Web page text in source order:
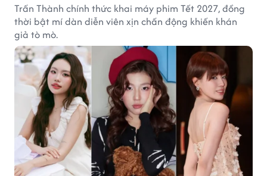
Trấn Thành chính thức khai máy phim Tết 2027, đồng
thời bật mí dàn diễn viên xịn chấn động khiến khán
giả tò mò.